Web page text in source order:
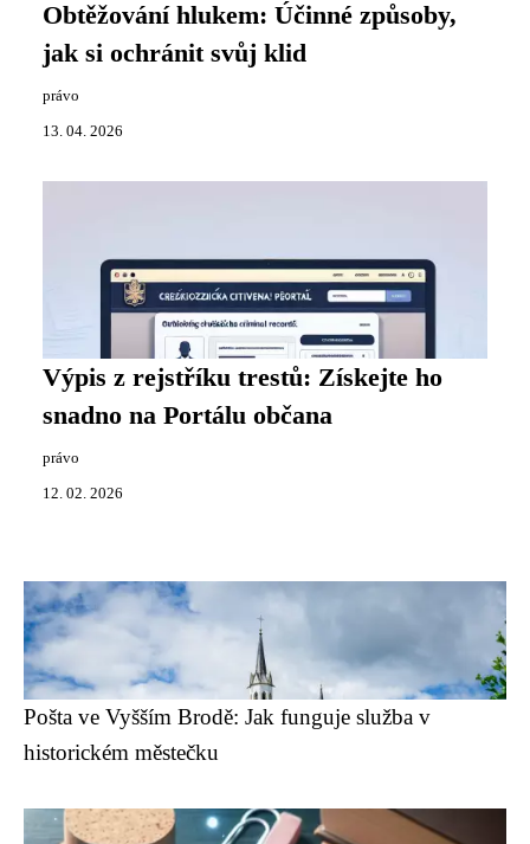
Obtěžování hlukem: Účinné způsoby,
jak si ochránit svůj klid
právo
13. 04. 2026
Výpis z rejstříku trestů: Získejte ho
snadno na Portálu občana
právo
12. 02. 2026
Pošta ve Vyšším Brodě: Jak funguje služba v
historickém městečku